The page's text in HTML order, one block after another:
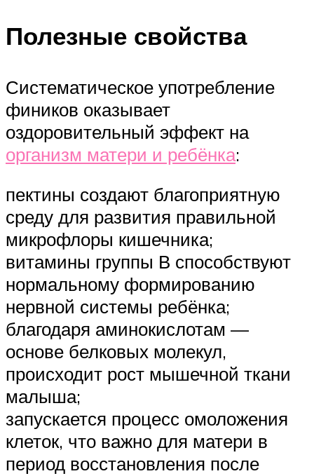
Полезные свойства
Систематическое употребление
фиников оказывает
оздоровительный эффект на
организм матери и ребёнка:
пектины создают благоприятную
среду для развития правильной
микрофлоры кишечника;
витамины группы В способствуют
нормальному формированию
нервной системы ребёнка;
благодаря аминокислотам —
основе белковых молекул,
происходит рост мышечной ткани
малыша;
запускается процесс омоложения
клеток, что важно для матери в
период восстановления после